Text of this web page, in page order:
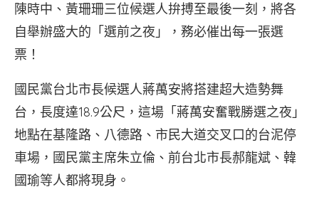
陳時中、黃珊珊三位候選人拚搏至最後一刻，將各
自舉辦盛大的「選前之夜」，務必催出每一張選
票！
國民黨台北市長候選人蔣萬安將搭建超大造勢舞
台，長度達18.9公尺，這場「蔣萬安奮戰勝選之夜」
地點在基隆路、八德路、市民大道交叉口的台泥停
車場，國民黨主席朱立倫、前台北市長郝龍斌、韓
國瑜等人都將現身。